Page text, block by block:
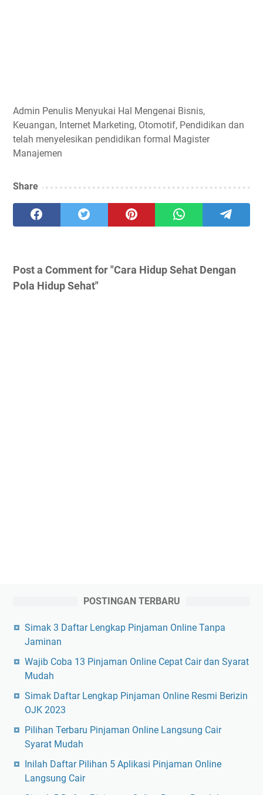
Admin Penulis Menyukai Hal Mengenai Bisnis,
Keuangan, Internet Marketing, Otomotif, Pendidikan dan
telah menyelesikan pendidikan formal Magister
Manajemen
Share
Post a Comment for "Cara Hidup Sehat Dengan
Pola Hidup Sehat"
POSTINGAN TERBARU
Simak 3 Daftar Lengkap Pinjaman Online Tanpa
Jaminan
Wajib Coba 13 Pinjaman Online Cepat Cair dan Syarat
Mudah
Simak Daftar Lengkap Pinjaman Online Resmi Berizin
OJK 2023
Pilihan Terbaru Pinjaman Online Langsung Cair
Syarat Mudah
Inilah Daftar Pilihan 5 Aplikasi Pinjaman Online
Langsung Cair